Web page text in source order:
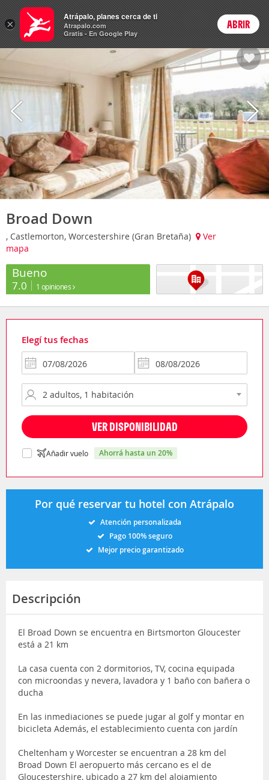
Hoteles Precios en
ARSCambiar moneda
Login
Broad Down
, Castlemorton, Worcestershire (Gran Bretaña)
Ver
mapa
Bueno
7.0 1 opiniones
Elegí tus fechas
VER DISPONIBILIDAD
Añadir vuelo ahorrá hasta un 20%
Por qué reservar tu hotel con Atrápalo
Atención personalizada
Pago 100% seguro
Mejor precio garantizado
Descripción
El Broad Down se encuentra en Birtsmorton Gloucester
está a 21 km
La casa cuenta con 2 dormitorios, TV, cocina equipada
con microondas y nevera, lavadora y 1 baño con bañera o
ducha
En las inmediaciones se puede jugar al golf y montar en
bicicleta Además, el establecimiento cuenta con jardín
Cheltenham y Worcester se encuentran a 28 km del
Broad Down El aeropuerto más cercano es el de
Gloucestershire, ubicado a 27 km del alojamiento
×
Atrápalo, planes cerca de ti
Atrapalo.com
Gratis - En Google Play
ABRIR